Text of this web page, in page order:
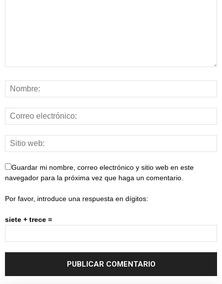
Guardar mi nombre, correo electrónico y sitio web en este
navegador para la próxima vez que haga un comentario.
Por favor, introduce una respuesta en dígitos:
siete + trece =